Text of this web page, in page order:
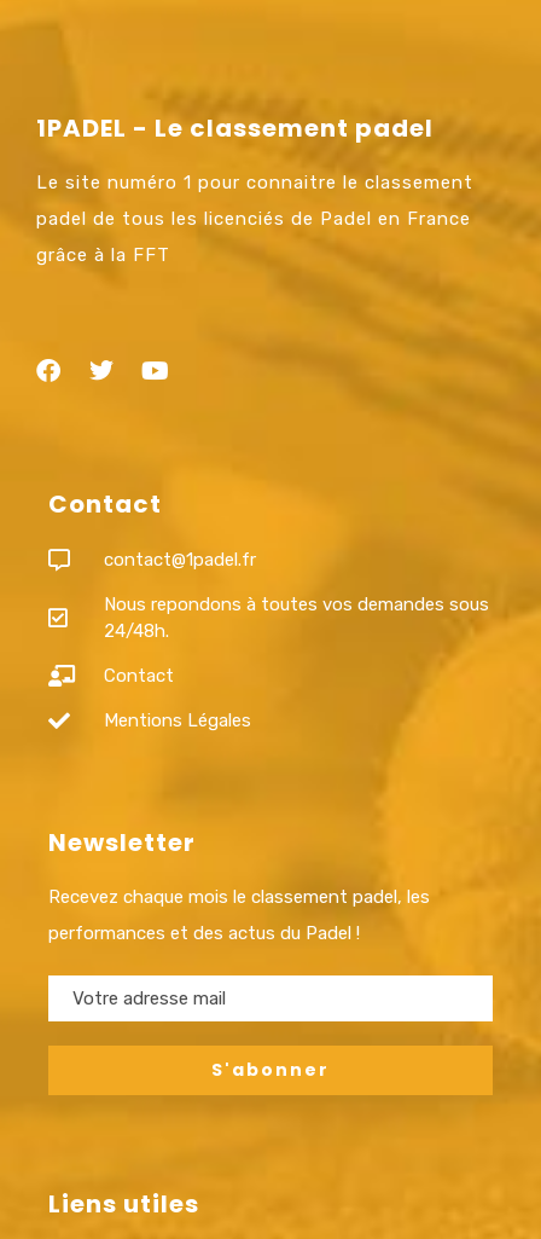
1PADEL - Le classement padel
Le site numéro 1 pour connaitre le classement
padel de tous les licenciés de Padel en France
grâce à la FFT
Contact
contact@1padel.fr
Nous repondons à toutes vos demandes sous
24/48h.
Contact
Mentions Légales
Newsletter
Recevez chaque mois le classement padel, les
performances et des actus du Padel !
Liens utiles